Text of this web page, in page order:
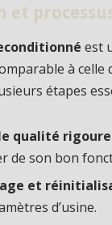
et
est
à
étapes
qualité
de son bon
et
d’usine.